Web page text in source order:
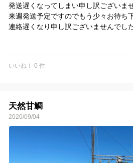
発送遅くなってしまい申し訳ございませ
来週発送予定ですのでもう少々お待ち
連絡遅くなり申し訳ございませんでした
いいね！ 0 件
天然甘鯛
2020/09/04